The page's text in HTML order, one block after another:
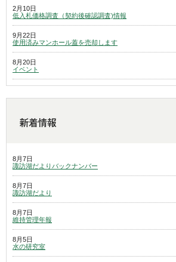
2月10日
低入札価格調査（契約後確認調査)情報
9月22日
使用済みマンホール蓋を売却します
8月20日
イベント
8月7日
諏訪湖だよりバックナンバー
8月7日
諏訪湖だより
8月7日
維持管理年報
8月5日
水の研究室